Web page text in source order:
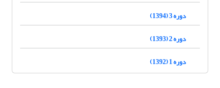
دوره 3 (1394)
دوره 2 (1393)
دوره 1 (1392)